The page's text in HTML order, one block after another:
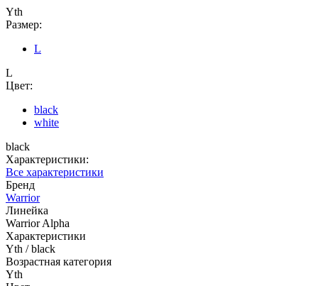
Yth
Размер:
L
L
Цвет:
black
white
black
Характеристики:
Все характеристики
Бренд
Warrior
Линейка
Warrior Alpha
Характеристики
Yth / black
Возрастная категория
Yth